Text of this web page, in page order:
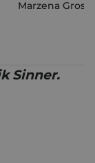
Marzena
Sinner.